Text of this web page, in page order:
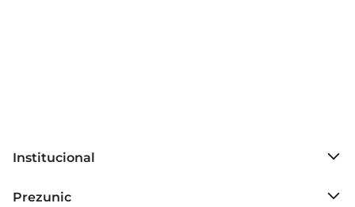
Institucional
Prezunic